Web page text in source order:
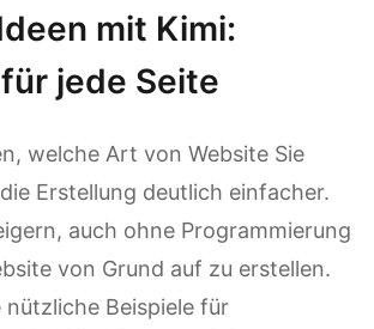
mit Kimi:
jede Seite
welche Art von Website Sie
Erstellung deutlich einfacher.
auch ohne Programmierung
von Grund auf zu erstellen.
nützliche Beispiele für